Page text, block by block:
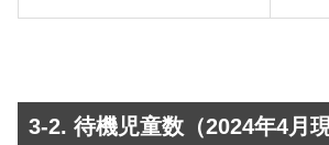
3-2. 待機児童数（2024年4月現